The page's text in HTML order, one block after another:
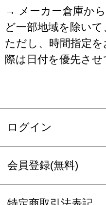
→ メーカー倉庫か
ど一部地域を除い
ただし、時間指定
際は日付を優先させ
ログイン
会員登録(無料)